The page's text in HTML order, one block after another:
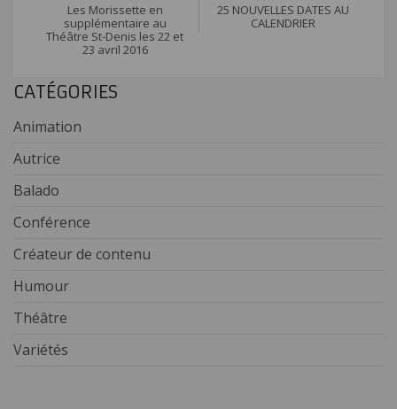
Les Morissette en
supplémentaire au
Théâtre St-Denis les 22 et
23 avril 2016
25 NOUVELLES DATES AU
CALENDRIER
CATÉGORIES
Animation
Autrice
Balado
Conférence
Créateur de contenu
Humour
Théâtre
Variétés